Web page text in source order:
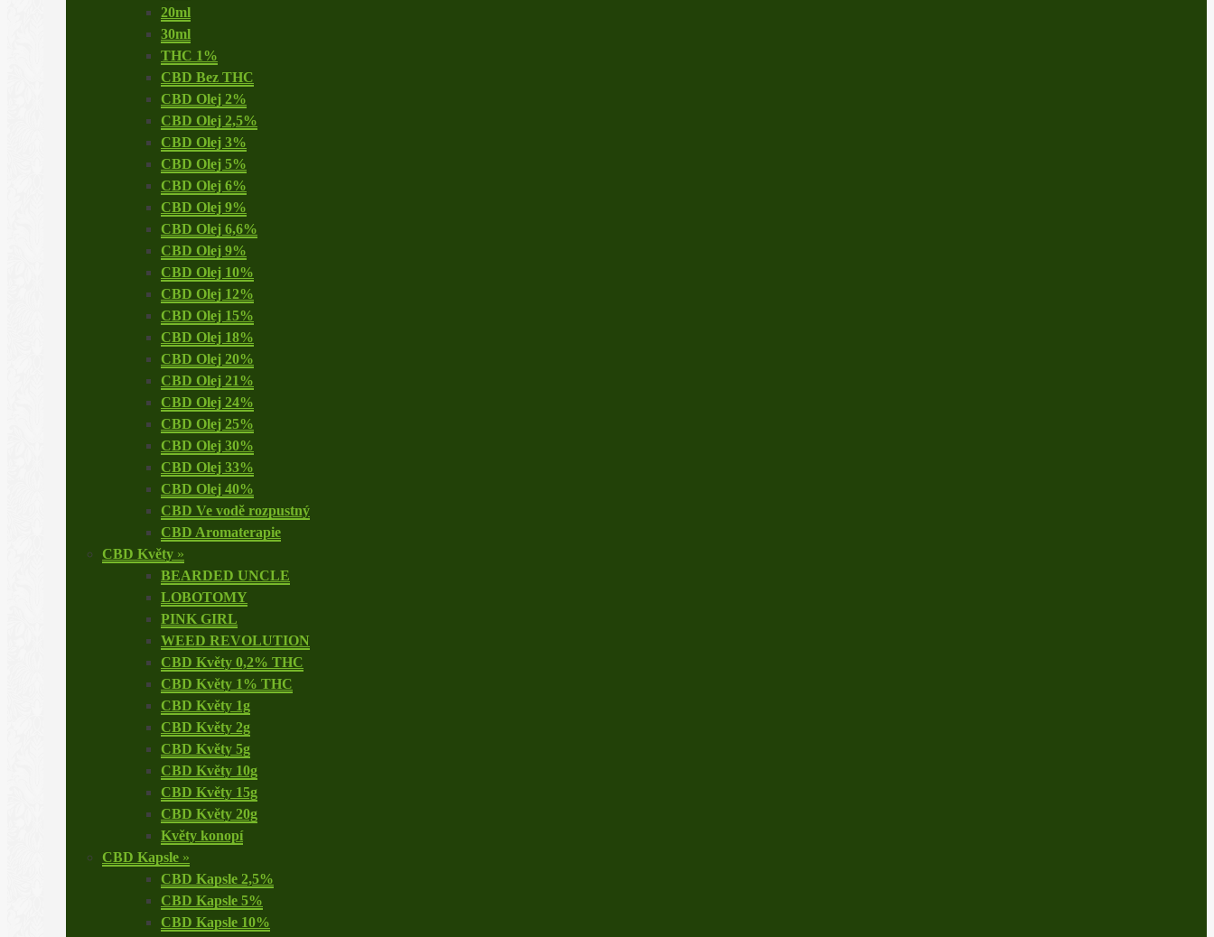
20ml
30ml
THC 1%
CBD Bez THC
CBD Olej 2%
CBD Olej 2,5%
CBD Olej 3%
CBD Olej 5%
CBD Olej 6%
CBD Olej 9%
CBD Olej 6,6%
CBD Olej 9%
CBD Olej 10%
CBD Olej 12%
CBD Olej 15%
CBD Olej 18%
CBD Olej 20%
CBD Olej 21%
CBD Olej 24%
CBD Olej 25%
CBD Olej 30%
CBD Olej 33%
CBD Olej 40%
CBD Ve vodě rozpustný
CBD Aromaterapie
CBD Květy »
BEARDED UNCLE
LOBOTOMY
PINK GIRL
WEED REVOLUTION
CBD Květy 0,2% THC
CBD Květy 1% THC
CBD Květy 1g
CBD Květy 2g
CBD Květy 5g
CBD Květy 10g
CBD Květy 15g
CBD Květy 20g
Květy konopí
CBD Kapsle »
CBD Kapsle 2,5%
CBD Kapsle 5%
CBD Kapsle 10%